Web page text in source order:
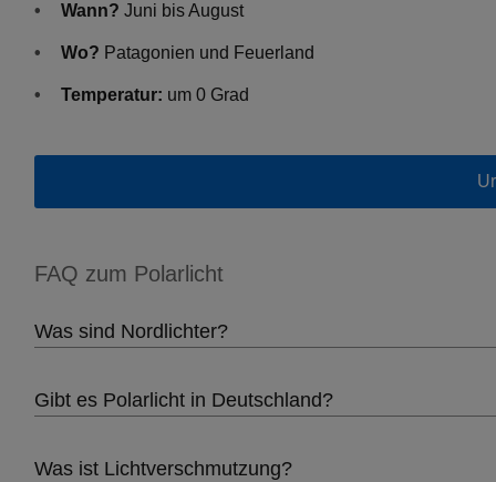
Wann? Juni bis August
Wo? Patagonien und Feuerland
Temperatur: um 0 Grad
FAQ zum Polarlicht
Was sind Nordlichter?
Gibt es Polarlicht in Deutschland?
Was ist Lichtverschmutzung?